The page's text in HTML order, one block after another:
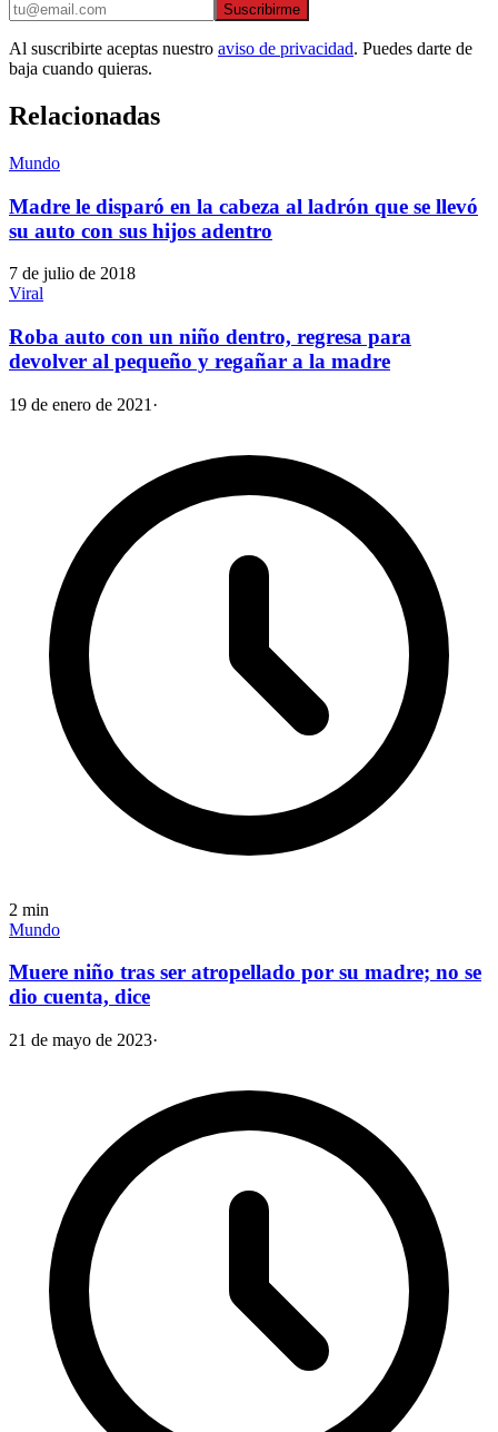
Suscribirme
Al suscribirte aceptas nuestro aviso de privacidad. Puedes darte de
baja cuando quieras.
Relacionadas
Mundo
Madre le disparó en la cabeza al ladrón que se llevó
su auto con sus hijos adentro
7 de julio de 2018
Viral
Roba auto con un niño dentro, regresa para
devolver al pequeño y regañar a la madre
19 de enero de 2021 ·
2 min
Mundo
Muere niño tras ser atropellado por su madre; no se
dio cuenta, dice
21 de mayo de 2023·